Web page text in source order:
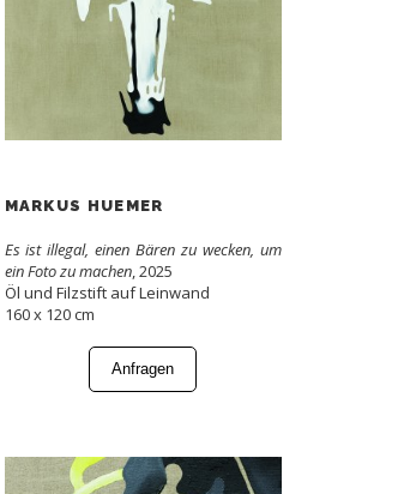
MARKUS HUEMER
Es ist illegal, einen Bären zu wecken, um
ein Foto zu machen, 2025
Öl und Filzstift auf Leinwand
160 x 120 cm
Anfragen